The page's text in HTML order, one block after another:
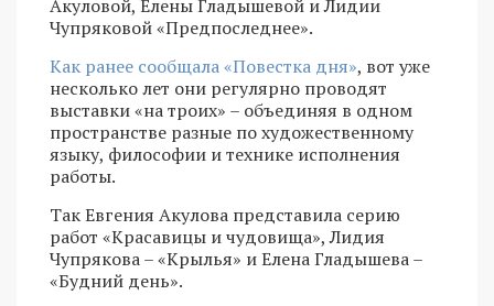
Акуловой, Елены Гладышевой и Лидии
Чупряковой «Предпоследнее».
Как ранее сообщала «Повестка дня», вот уже
несколько лет они регулярно проводят
выставки «на троих» – объединяя в одном
пространстве разные по художественному
языку, философии и технике исполнения
работы.
Так Евгения Акулова представила серию
работ «Красавицы и чудовища», Лидия
Чупрякова – «Крылья» и Елена Гладышева –
«Будний день».